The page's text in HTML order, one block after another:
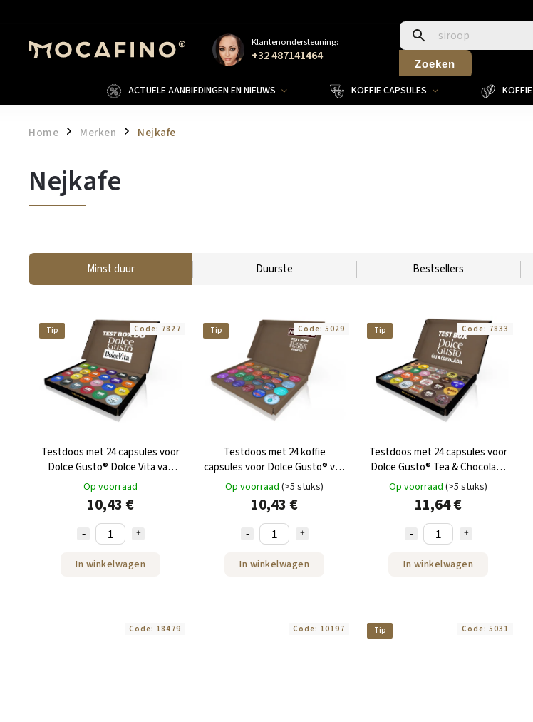
Klantenondersteuning:
+32 487141464 Zoeken
ACTUELE AANBIEDINGEN EN NIEUWS KOFFIE CAPSULES KOFFIE
Home / Merken / Nejkafe
Nejkafe
Minst duur Duurste Bestsellers
Tip
Testdoos met 24 capsules voor
Dolce Gusto® Dolce Vita van
NEJKAFE
Op voorraad
10,43 €
In winkelwagen
Code: 7827 Tip
Testdoos met 24 koffie
capsules voor Dolce Gusto® van
NEJKAFE
Op voorraad (>5 stuks)
10,43 €
In winkelwagen
Code: 5029 Tip
Testdoos met 24 capsules voor
Dolce Gusto® Tea & Chocolate
van NEJKAFE
Op voorraad (>5 stuks)
11,64 €
In winkelwagen
Code: 7833
Code: 18479 Code: 10197 Tip Code: 5031